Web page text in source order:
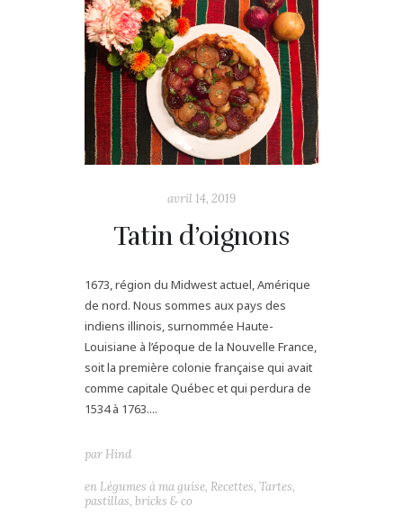
avril 14, 2019
Tatin d’oignons
1673, région du Midwest actuel, Amérique
de nord. Nous sommes aux pays des
indiens illinois, surnommée Haute-
Louisiane à l’époque de la Nouvelle France,
soit la première colonie française qui avait
comme capitale Québec et qui perdura de
1534 à 1763....
par Hind
en Légumes à ma guise, Recettes, Tartes,
pastillas, bricks & co